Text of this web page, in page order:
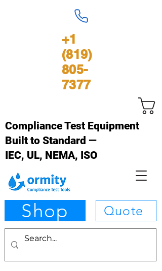
+1
(819)
805-
7377
Compliance Test Equipment
Built to Standard —
IEC, UL, NEMA, ISO
Shop Quote